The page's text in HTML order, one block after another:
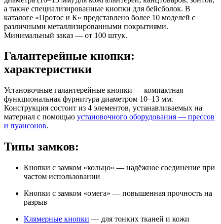
а также специализированные кнопки для бейсболок. В
каталоге «Протос и К» представлено более 10 моделей с
различными металлизированными покрытиями.
Минимальный заказ — от 100 штук.
Галантерейные кнопки:
характеристики
Установочные галантерейные кнопки — компактная
функциональная фурнитура диаметром 10–13 мм.
Конструкция состоит из 4 элементов, устанавливаемых на
материал с помощью установочного оборудования — прессов
и пуансонов.
Типы замков:
Кнопки с замком «кольцо» — надёжное соединение при
частом использовании
Кнопки с замком «омега» — повышенная прочность на
разрыв
Клямерные кнопки — для тонких тканей и кожи